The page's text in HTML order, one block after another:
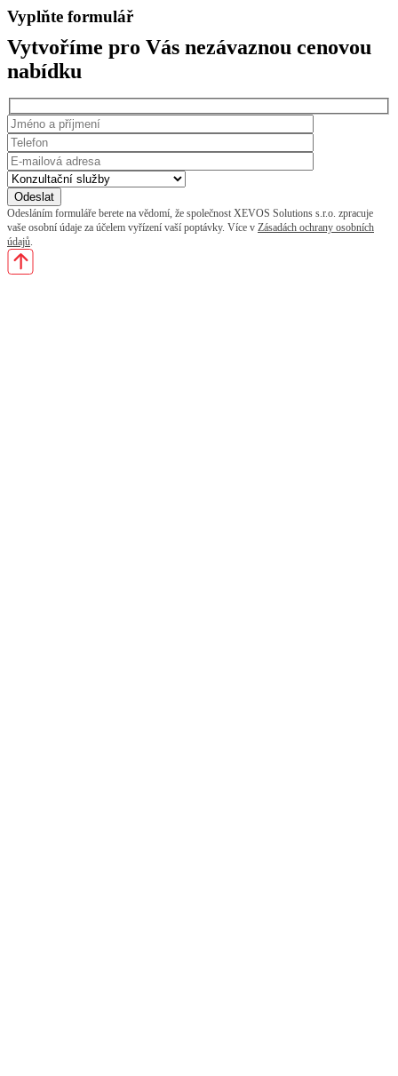
Vyplňte formulář
Vytvoříme pro Vás nezávaznou cenovou
nabídku
Odesláním formuláře berete na vědomí, že společnost XEVOS Solutions s.r.o. zpracuje
vaše osobní údaje za účelem vyřízení vaší poptávky. Více v Zásadách ochrany osobních
údajů.